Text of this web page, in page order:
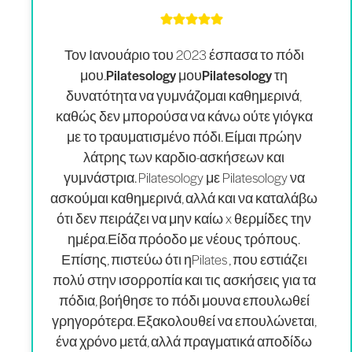
Τον Ιανουάριο του 2023 έσπασα το πόδι
μου.Pilatesology μουPilatesology τη
δυνατότητα να γυμνάζομαι καθημερινά,
καθώς δεν μπορούσα να κάνω ούτε γιόγκα
με το τραυματισμένο πόδι. Είμαι πρώην
λάτρης των καρδιο-ασκήσεων και
γυμνάστρια. Pilatesology με Pilatesology να
ασκούμαι καθημερινά, αλλά και να καταλάβω
ότι δεν πειράζει να μην καίω x θερμίδες την
ημέρα.Είδα πρόοδο με νέους τρόπους.
Επίσης, πιστεύω ότι ηPilates , που εστιάζει
πολύ στην ισορροπία και τις ασκήσεις για τα
πόδια, βοήθησε το πόδι μουνα επουλωθεί
γρηγορότερα. Εξακολουθεί να επουλώνεται,
ένα χρόνο μετά, αλλά πραγματικά αποδίδω